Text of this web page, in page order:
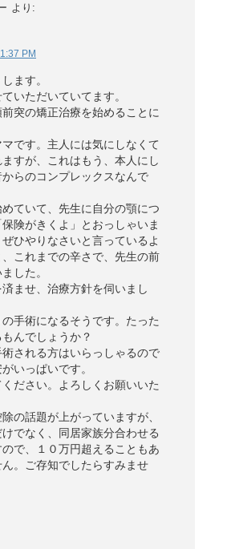
より:
PM
ます。
いただいていてます。
突の矯正治療を始めることに
です。主人には気にしなくて
すが、これはもう、本人にし
らのコンプレックスなんで
ていて、先生に自分の顎につ
険がきくよ」とおっしゃいま
ひやりなさいと言っているよ
これまでの辛さで、先生の前
した。
ませ、治療方針を伺いまし
手術になるそうです。たった
んでしょうか？
される方はいらっしゃるので
いっぱいです。
ださい。よろしくお願いいた
の話題が上がっていますが、
でなく、同居家族分合わせる
で、１０万円超えることもあ
。ご存知でしたらすみませ